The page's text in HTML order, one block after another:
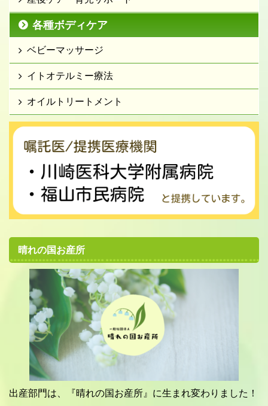
各種ボディケア
ベビーマッサージ
イトオテルミー療法
オイルトリートメント
晴れの国お産所
出産部門は、『晴れの国お産所』に生まれ変わりました！